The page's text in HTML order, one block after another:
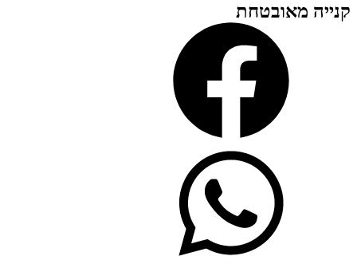
קנייה מאובטחת